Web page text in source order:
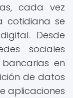
cada vez
cotidiana se
Desde
sociales
en
de datos
aplicaciones